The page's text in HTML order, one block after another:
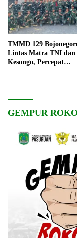
TMMD 129
Lintas Matra TNI dan
Kesongo, Percepat
GEMPUR